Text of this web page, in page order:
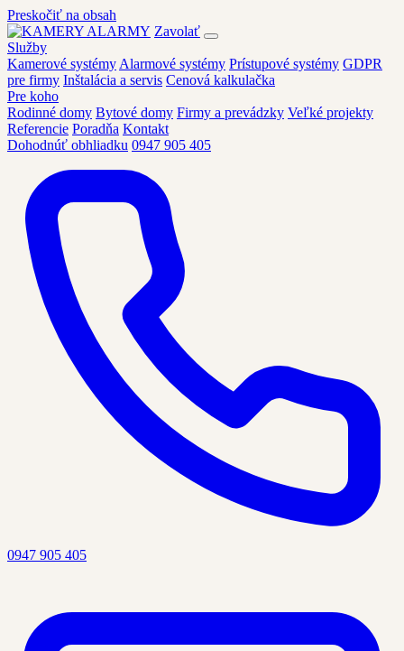
Preskočiť na obsah
Zavolať
Služby
Kamerové systémy Alarmové systémy Prístupové systémy GDPR
pre firmy Inštalácia a servis Cenová kalkulačka
Pre koho
Rodinné domy Bytové domy Firmy a prevádzky Veľké projekty
Referencie Poradňa Kontakt
Dohodnúť obhliadku 0947 905 405
0947 905 405